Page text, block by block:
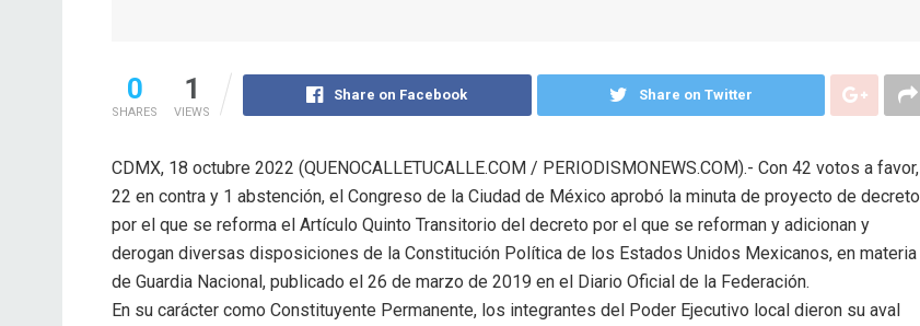
0
SHARES
1
VIEWS
Share on Facebook Share on Twitter
CDMX, 18 octubre 2022 (QUENOCALLETUCALLE.COM / PERIODISMONEWS.COM).- Con 42 votos a favor,
22 en contra y 1 abstención, el Congreso de la Ciudad de México aprobó la minuta de proyecto de decreto
por el que se reforma el Artículo Quinto Transitorio del decreto por el que se reforman y adicionan y
derogan diversas disposiciones de la Constitución Política de los Estados Unidos Mexicanos, en materia
de Guardia Nacional, publicado el 26 de marzo de 2019 en el Diario Oficial de la Federación.
En su carácter como Constituyente Permanente, los integrantes del Poder Ejecutivo local dieron su aval